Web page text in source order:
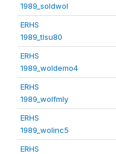
1989_soldwol
ERHS
1989_tlsu80
ERHS
1989_woldemo4
ERHS
1989_wolfmly
ERHS
1989_wolinc5
ERHS